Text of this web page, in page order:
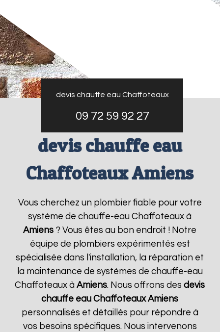
devis chauffe eau Chaffoteaux
09 72 59 92 27
devis chauffe eau
Chaffoteaux Amiens
Vous cherchez un plombier fiable pour votre
système de chauffe-eau Chaffoteaux à
Amiens ? Vous êtes au bon endroit ! Notre
équipe de plombiers expérimentés est
spécialisée dans l'installation, la réparation et
la maintenance de systèmes de chauffe-eau
Chaffoteaux àAmiens. Nous offrons desdevis
chauffe eau Chaffoteaux Amiens
personnalisés et détaillés pour répondre à
vos besoins spécifiques. Nous intervenons